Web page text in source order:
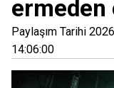
ermeden
Paylaşım Tarihi
14:06:00